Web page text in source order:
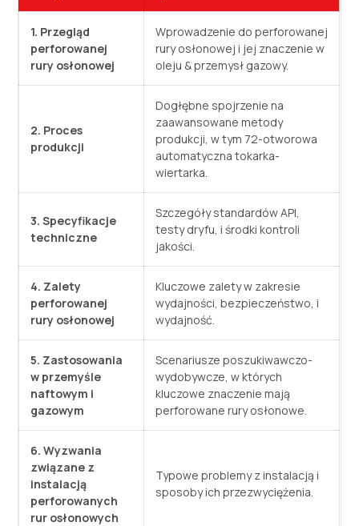
1. Przegląd
perforowanej
rury osłonowej
Wprowadzenie do perforowanej
rury osłonowej i jej znaczenie w
oleju & przemysł gazowy.
2. Proces
produkcji
Dogłębne spojrzenie na
zaawansowane metody
produkcji, w tym 72-otworowa
automatyczna tokarka-
wiertarka.
3. Specyfikacje
techniczne
Szczegóły standardów API,
testy dryfu, i środki kontroli
jakości.
4. Zalety
perforowanej
rury osłonowej
Kluczowe zalety w zakresie
wydajności, bezpieczeństwo, i
wydajność.
5. Zastosowania
w przemyśle
naftowym i
gazowym
Scenariusze poszukiwawczo-
wydobywcze, w których
kluczowe znaczenie mają
perforowane rury osłonowe.
6. Wyzwania
związane z
instalacją
perforowanych
rur osłonowych
Typowe problemy z instalacją i
sposoby ich przezwyciężenia.